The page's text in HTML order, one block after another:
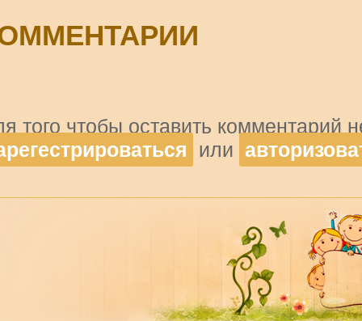
того чтобы оставить комментарий
или